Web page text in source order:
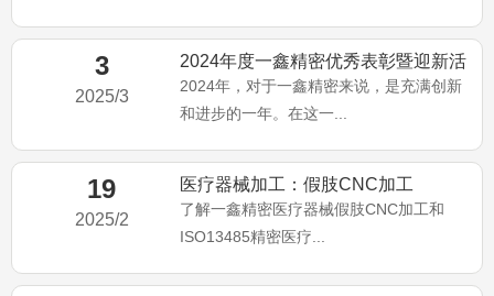
3
2025/3
2024年度一鑫精密优秀表彰暨迎新活
动回顾总结
2024年，对于一鑫精密来说，是充满创新
和进步的一年。在这一...
19
2025/2
医疗器械加工：假肢CNC加工
了解一鑫精密医疗器械假肢CNC加工和
ISO13485精密医疗...